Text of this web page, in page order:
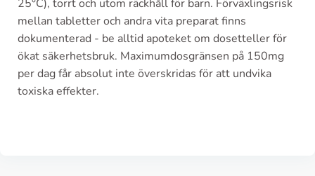
25°C), torrt och utom räckhåll för barn. Förväxlingsrisk
mellan tabletter och andra vita preparat finns
dokumenterad - be alltid apoteket om dosetteller för
ökat säkerhetsbruk. Maximumdosgränsen på 150mg
per dag får absolut inte överskridas för att undvika
toxiska effekter.